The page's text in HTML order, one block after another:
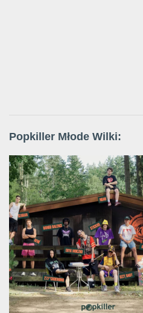
Popkiller Młode Wilki: